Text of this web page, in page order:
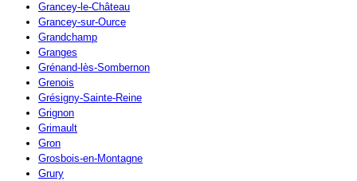
Grancey-le-Château
Grancey-sur-Ource
Grandchamp
Granges
Grénand-lès-Sombernon
Grenois
Grésigny-Sainte-Reine
Grignon
Grimault
Gron
Grosbois-en-Montagne
Grury